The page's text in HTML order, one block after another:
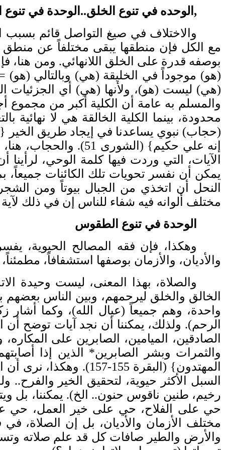
, الوحده في تنوع الخلق..الوحدة في
والاختلاف في صيغ التواصل قائم بسبب
مع الكل فإن منطقها يبقى مختلفاً عن منطق
بوصفه قدرة على الخلق اللانهائي. ومن هنا،
(هو) موجوداً في الخليقة (هي) وبالتالي (هو)
(هي) ليست (هو)، ولأنها (هي) أي الجزئيات
والمسلم به عامة أن الكلية أكبر من مجموع
محدودة، بينما الكلية الخالقة هي لا
(حجاب) نبوي يساعدنا في إيجاد طريق الخير {
إنه علي حكيم}
الآيات، التي وردت فيها كلمة الوحي،
يمكن أن نفسر تحويات تلك الكائنات جميعاً،
النحل أن اتخذي من الجبال بيوتاً ومن
مختلف ألوانه فيه شفاء للناس إن في ذلك لآية
الوحدة في تنوع الطقوس
وهكذا، فإن فقه المصالح الحيوية،
والأديان، والأزمان بوصفها استشفافاً،
والصلاة، بهذا المعنى، ليست وحيدة
الخالق والخلق ليرحمهم، وبين الناس
واحدة، وهم جميعاً (عيال الله)، وكما
الرحم). ولذلك، يمكننا أن نجد آيات توضح أن
الصادقين، الميامين، الصابرين على
والثمرات وبشر الصابرين* الذين إذا
المهتدون} (البقرة
السبل الأكثر حيوية، لتحقيق الخير
رخيم، طنين ناقوس حنون.. الخ). يمكننا، بل
حي على الفلاح، حي على خير العمل، حي
مختلف الأزمان والأديان، بل إن الصلاة،